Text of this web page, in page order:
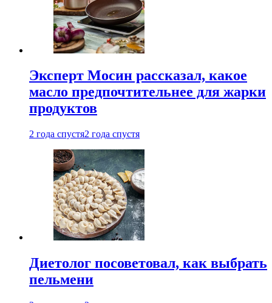
Эксперт Мосин рассказал, какое
масло предпочтительнее для жарки
продуктов
2 года спустя2 года спустя
Диетолог посоветовал, как выбрать
пельмени